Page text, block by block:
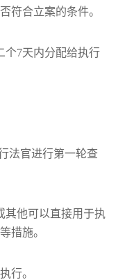
符合立案的条件。
个7天内分配给执行
法官进行第一轮查
其他可以直接用于执
措施。
行。